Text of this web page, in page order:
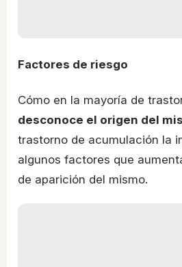
Factores de riesgo
Cómo en la mayoría de
desconoce el origen del
trastorno de acumulación la
algunos factores que
de aparición del mismo.